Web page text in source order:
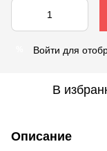
Войти для
В
Описание